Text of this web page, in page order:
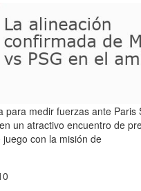
para medir fuerzas ante Paris
un atractivo encuentro de
con la misión de